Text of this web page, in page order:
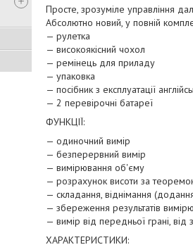
Просте, зрозуміле управління
Абсолютно новий, у повній
— рулетка
— високоякісний чохол
— ремінець для приладу
— упаковка
— посібник з експлуатації
— 2 перевірочні батареї
ФУНКЦІЇ:
— одиночний вимір
— безперервний вимір
— вимірювання об'єму
— розрахунок висоти за
— складання, віднімання
— збереження результатів
— вимір від передньої грані, від
ХАРАКТЕРИСТИКИ: